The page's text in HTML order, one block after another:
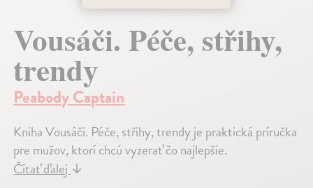
Vousáči. Péče, střihy,
trendy
Peabody Captain
Kniha Vousáči. Péče, střihy, trendy je praktická príručka
pre mužov, ktorí chcú vyzerať čo najlepšie.
Čítať ďalej↓